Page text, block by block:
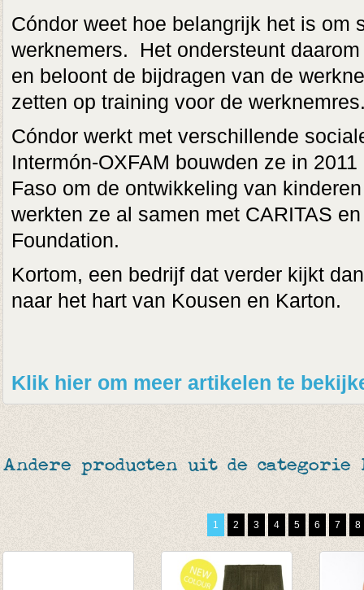
Cóndor weet hoe belangrijk het is om
werknemers. Het ondersteunt
en beloont de bijdragen van de
zetten op training voor de
Cóndor werkt met verschillende
Intermón-OXFAM bouwden ze in
Faso om de ontwikkeling van
werkten ze al samen met CARITAS
Foundation.
Kortom, een bedrijf dat verder kijkt
naar het hart van Kousen en Karton.
Klik hier om meer artikelen te
Andere producten uit de categorie
1 2 3 4 5 6 7 8